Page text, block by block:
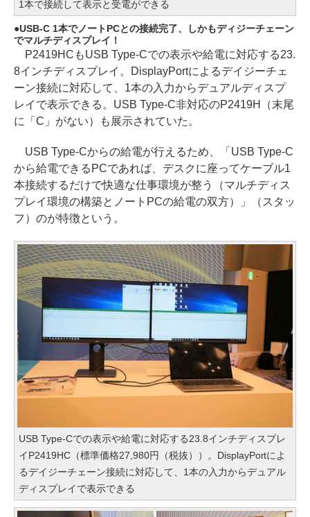
1本で接続して表示と受電ができる
USB-C 1本でノートPCとの接続完了、しかもディジーチェーン
でマルチディスプレイ！
P2419HCもUSB Type-Cでの表示や給電に対応する23.
8インチディスプレイ。DisplayPortによるデイジーチェ
ーン接続に対応して、1本の入力からデュアルディスプ
レイで表示できる。USB Type-C非対応のP2419H（末尾
に「C」がない）も展示されていた。
USB Type-Cからの給電が行えるため、「USB Type-C
から給電できるPCであれば、デスクに座ってケーブル1
本接続するだけで快適な仕事環境が整う（マルチディス
プレイ環境の構築とノートPCの給電の双方）」（スタッ
フ）のが特徴という。
USB Type-Cでの表示や給電に対応する23.8インチディスプレ
イP2419HC（標準価格27,980円（税抜））。DisplayPortによ
るデイジーチェーン接続に対応して、1本の入力からデュアル
ディスプレイで表示できる